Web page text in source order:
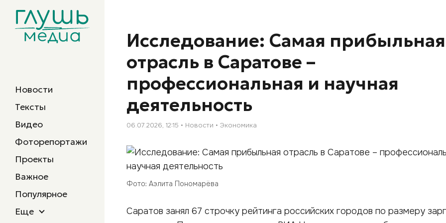
Новости
Тексты
Видео
Фоторепортажи
Проекты
Важное
Популярное
Еще
Исследование: Самая прибыльная
отрасль в Саратове –
профессиональная и научная
деятельность
06.07.2026, 12:15 Новости Экономика
Фото: Аэлита Пономарёва
Саратов занял 67 строчку рейтинга российских городов по размеру